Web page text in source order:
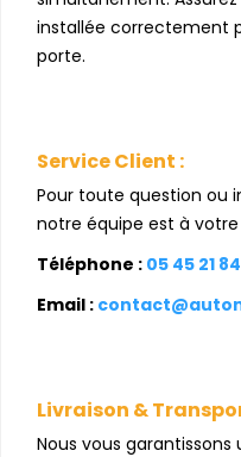
installée correctement
porte.
Service Client :
Pour toute question ou
notre équipe est à votre
Téléphone : 05 45 21
Email :
Livraison &
Nous vous